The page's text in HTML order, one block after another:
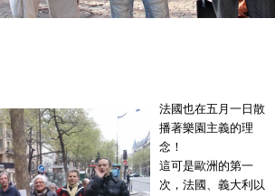
法國也在五月一日散
播著樂園主義的理
念！
這可是歐洲的第一
次，法國、義大利以